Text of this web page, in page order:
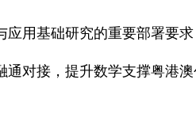
基础研究的重要部署要
对接，提升数学支撑粤港